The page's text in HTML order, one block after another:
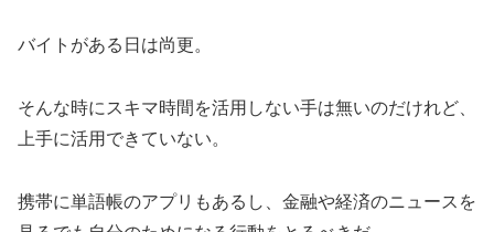
バイトがある日は尚更。
そんな時にスキマ時間を活用しない手は無いのだけれど、
上手に活用できていない。
携帯に単語帳のアプリもあるし、金融や経済のニュースを